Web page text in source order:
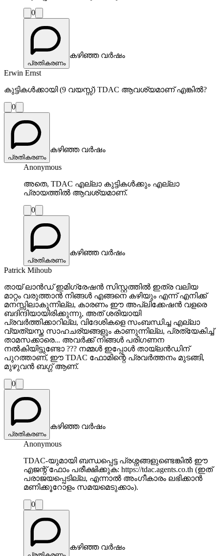
0
പ്രതികരണം
കഴിഞ്ഞ വർഷം
Erwin Ernst
കുട്ടികൾക്കായി (9 വയസ്സ്) TDAC ആവശ്യമാണ് എങ്കിൽ?
0
പ്രതികരണം
കഴിഞ്ഞ വർഷം
Anonymous
അതെ, TDAC എല്ലാ കുട്ടികൾക്കും എല്ലാ
പ്രായത്തിൽ ആവശ്യമാണ്.
0
പ്രതികരണം
കഴിഞ്ഞ വർഷം
Patrick Mihoub
തായ് ലാൻഡ് ഇമിഗ്രേഷൻ സിസ്റ്റത്തിൽ ഇത്ര വലിയ
മാറ്റം വരുത്താൻ നിങ്ങൾ എങ്ങനെ കഴിയും എന്ന് എനിക്ക്
മനസ്സിലാകുന്നില്ല, കാരണം ഈ അപ്ലിക്കേഷൻ വളരെ
ബദിന്ദിയായിരിക്കുന്നു, അത് ശരിയായി
പ്രവർത്തിക്കാറില്ല, വിദേശികളെ സംബന്ധിച്ച എല്ലാ
വ്യത്യസ്ത സാഹചര്യങ്ങളും കാണുന്നില്ല, പ്രത്യേകിച്ച്
താമസക്കാരെ... അവർക്ക് നിങ്ങൾ പരിഗണന
നൽകിയിട്ടുണ്ടോ ??? നമ്മൾ ഇപ്പോൾ തായ്‌ലൻഡിന്
പുറത്താണ്, ഈ TDAC ഫോമിന്റെ പ്രവർത്തനം മുടങ്ങി,
മുഴുവൻ ബഗ്ഗ് ആണ്.
0
പ്രതികരണം
കഴിഞ്ഞ വർഷം
Anonymous
TDAC-യുമായി ബന്ധപ്പെട്ട പ്രശ്നങ്ങളുണ്ടെങ്കിൽ ഈ
എജന്റ് ഫോം പരീക്ഷിക്കുക: https://tdac.agents.co.th (ഇത്
പരാജയപ്പെടില്ല, എന്നാൽ അംഗീകാരം ലഭിക്കാൻ
മണിക്കൂറോളം സമയമെടുക്കാം).
0
കഴിഞ്ഞ വർഷം